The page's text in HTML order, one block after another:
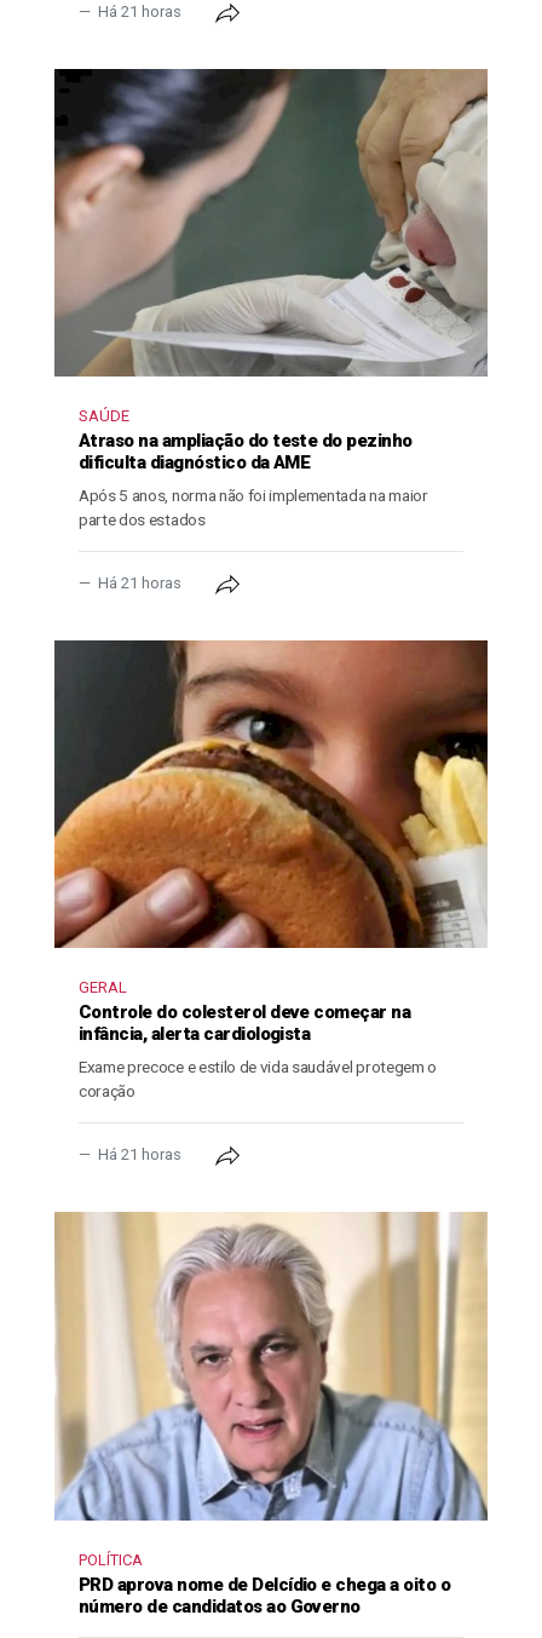
Há 21 horas
SAÚDE
Atraso na ampliação do teste do pezinho
dificulta diagnóstico da AME
Após 5 anos, norma não foi implementada na maior
parte dos estados
Há 21 horas
GERAL
Controle do colesterol deve começar na
infância, alerta cardiologista
Exame precoce e estilo de vida saudável protegem o
coração
Há 21 horas
POLÍTICA
PRD aprova nome de Delcídio e chega a oito o
número de candidatos ao Governo